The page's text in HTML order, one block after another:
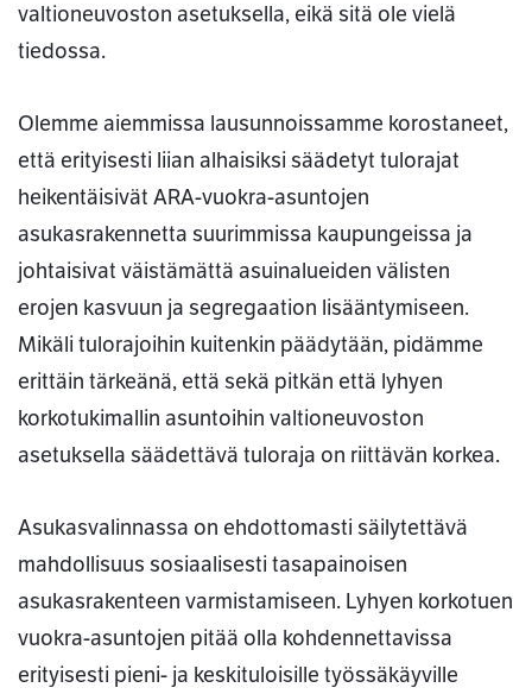
valtioneuvoston asetuksella, eikä sitä ole vielä
tiedossa.
Olemme aiemmissa lausunnoissamme korostaneet,
että erityisesti liian alhaisiksi säädetyt tulorajat
heikentäisivät ARA-vuokra-asuntojen
asukasrakennetta suurimmissa kaupungeissa ja
johtaisivat väistämättä asuinalueiden välisten
erojen kasvuun ja segregaation lisääntymiseen.
Mikäli tulorajoihin kuitenkin päädytään, pidämme
erittäin tärkeänä, että sekä pitkän että lyhyen
korkotukimallin asuntoihin valtioneuvoston
asetuksella säädettävä tuloraja on riittävän korkea.
Asukasvalinnassa on ehdottomasti säilytettävä
mahdollisuus sosiaalisesti tasapainoisen
asukasrakenteen varmistamiseen. Lyhyen korkotuen
vuokra-asuntojen pitää olla kohdennettavissa
erityisesti pieni- ja keskituloisille työssäkäyville